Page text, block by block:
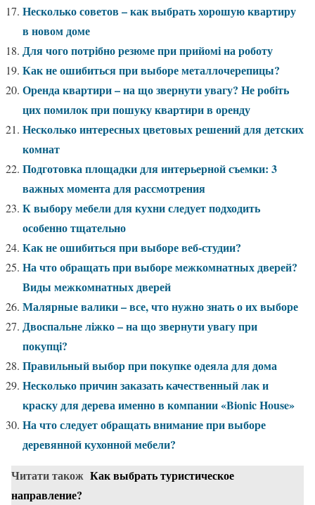
Несколько советов – как выбрать хорошую квартиру
в новом доме
Для чого потрібно резюме при прийомі на роботу
Как не ошибиться при выборе металлочерепицы?
Оренда квартири – на що звернути увагу? Не робіть
цих помилок при пошуку квартири в оренду
Несколько интересных цветовых решений для детских
комнат
Подготовка площадки для интерьерной съемки: 3
важных момента для рассмотрения
К выбору мебели для кухни следует подходить
особенно тщательно
Как не ошибиться при выборе веб-студии?
На что обращать при выборе межкомнатных дверей?
Виды межкомнатных дверей
Малярные валики – все, что нужно знать о их выборе
Двоспальне ліжко – на що звернути увагу при
покупці?
Правильный выбор при покупке одеяла для дома
Несколько причин заказать качественный лак и
краску для дерева именно в компании «Bionic House»
На что следует обращать внимание при выборе
деревянной кухонной мебели?
Читати також Как выбрать туристическое
направление?